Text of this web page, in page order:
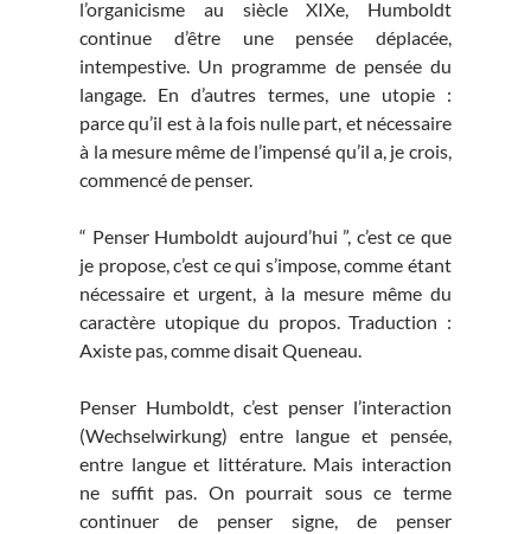
l’organicisme au siècle XIXe, Humboldt
continue d’être une pensée déplacée,
intempestive. Un programme de pensée du
langage. En d’autres termes, une utopie :
parce qu’il est à la fois nulle part, et nécessaire
à la mesure même de l’impensé qu’il a, je crois,
commencé de penser.
“ Penser Humboldt aujourd’hui ”, c’est ce que
je propose, c’est ce qui s’impose, comme étant
nécessaire et urgent, à la mesure même du
caractère utopique du propos. Traduction :
Axiste pas, comme disait Queneau.
Penser Humboldt, c’est penser l’interaction
(Wechselwirkung) entre langue et pensée,
entre langue et littérature. Mais interaction
ne suffit pas. On pourrait sous ce terme
continuer de penser signe, de penser